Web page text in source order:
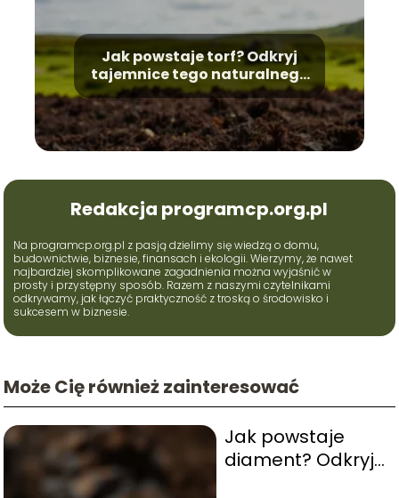
Jak powstaje torf? Odkryj
tajemnice tego naturalnego
surowca
Redakcja programcp.org.pl
Na programcp.org.pl z pasją dzielimy się wiedzą o domu,
budownictwie, biznesie, finansach i ekologii. Wierzymy, że nawet
najbardziej skomplikowane zagadnienia można wyjaśnić w
prosty i przystępny sposób. Razem z naszymi czytelnikami
odkrywamy, jak łączyć praktyczność z troską o środowisko i
sukcesem w biznesie.
Może Cię również zainteresować
Jak powstaje
diament? Odkryj